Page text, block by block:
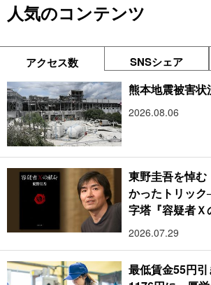
人気のコンテンツ
アクセス数 SNSシェア
熊本地震被害状
2026.08.06
東野圭吾を悼
かったトリッ
字塔『容疑者
2026.07.29
最低賃金55円